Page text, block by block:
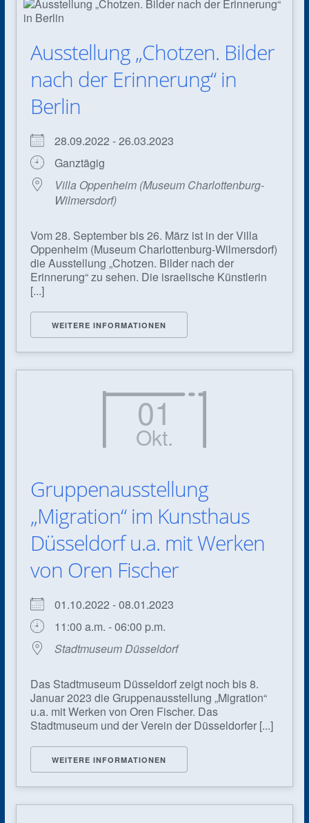
Ausstellung „Chotzen. Bilder
nach der Erinnerung“ in
Berlin
28.09.2022 - 26.03.2023
Ganztägig
Villa Oppenheim (Museum Charlottenburg-
Wilmersdorf)
Vom 28. September bis 26. März ist in der Villa
Oppenheim (Museum Charlottenburg-Wilmersdorf)
die Ausstellung „Chotzen. Bilder nach der
Erinnerung“ zu sehen. Die israelische Künstlerin
[...]
WEITERE INFORMATIONEN
01
Okt.
Gruppenausstellung
„Migration“ im Kunsthaus
Düsseldorf u.a. mit Werken
von Oren Fischer
01.10.2022 - 08.01.2023
11:00 a.m. - 06:00 p.m.
Stadtmuseum Düsseldorf
Das Stadtmuseum Düsseldorf zeigt noch bis 8.
Januar 2023 die Gruppenausstellung „Migration“
u.a. mit Werken von Oren Fischer. Das
Stadtmuseum und der Verein der Düsseldorfer [...]
WEITERE INFORMATIONEN